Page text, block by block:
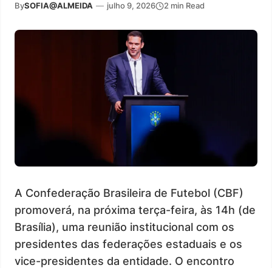
BySOFIA@ALMEIDA — julho 9, 2026 2 min Read
A Confederação Brasileira de Futebol (CBF)
promoverá, na próxima terça-feira, às 14h (de
Brasília), uma reunião institucional com os
presidentes das federações estaduais e os
vice-presidentes da entidade. O encontro